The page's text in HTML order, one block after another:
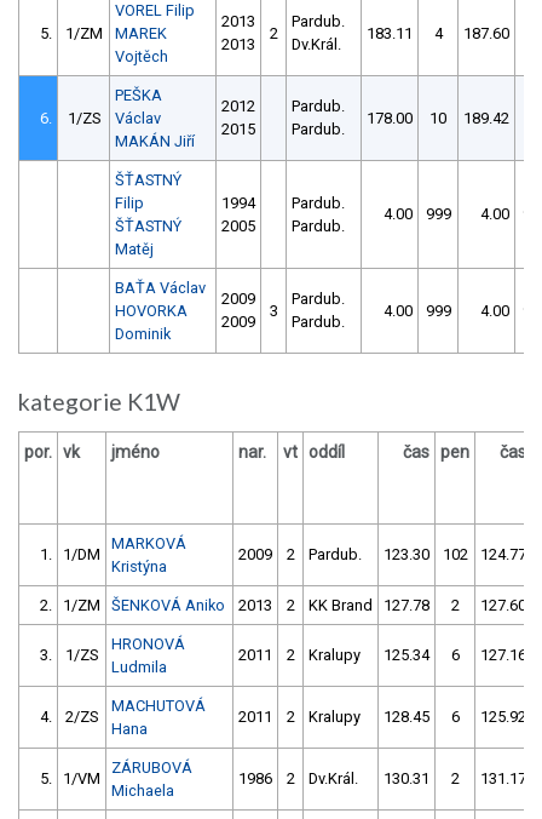
5. 1/ZM
VOREL Filip
MAREK
Vojtěch
2013
2013
2
Pardub.
Dv.Král.
183.11 4 187.60
6. 1/ZS
PEŠKA
Václav
MAKÁN Jiří
2012
2015
Pardub.
Pardub.
178.00 10 189.42
ŠŤASTNÝ
Filip
ŠŤASTNÝ
Matěj
1994
2005
Pardub.
Pardub.
4.00 999 4.00
BAŤA Václav
HOVORKA
Dominik
2009
2009
3
Pardub.
Pardub.
4.00 999 4.00
kategorie K1W
por. vk jméno nar. vt oddíl čas pen čas
1. 1/DM
MARKOVÁ
Kristýna
2009 2 Pardub. 123.30 102 124.77
2. 1/ZM ŠENKOVÁ Aniko 2013 2 KK Brand 127.78 2 127.60
3. 1/ZS
HRONOVÁ
Ludmila
2011 2 Kralupy 125.34 6 127.16
4. 2/ZS
MACHUTOVÁ
Hana
2011 2 Kralupy 128.45 6 125.92
5. 1/VM
ZÁRUBOVÁ
Michaela
1986 2 Dv.Král. 130.31 2 131.17